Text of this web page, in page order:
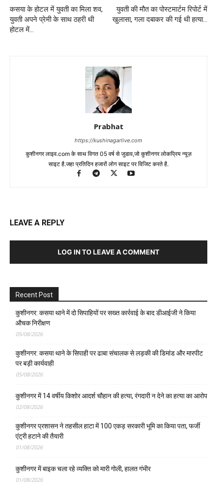
कसया के होटल में युवती का मिला शव,
युवती अपने प्रेमी के साथ ठहरी थी
होटल में…
युवती की मौत का पोस्टमार्टम रिपोर्ट में
खुलासा, गला दबाकर की गई थी हत्या…
Prabhat
https://kushinagarlive.com
कुशीनगर लाइव.com के साथ विगत 05 वर्ष से जुडाव,जो कुशीनगर लोकप्रिय न्यूज़
साइट है.जहा प्रतिदिन हजारों लोग साइट पर विजिट करते है.
LEAVE A REPLY
LOG IN TO LEAVE A COMMENT
Recent Post
कुशीनगर: कसया थाने में दो सिपाहियों पर सख्त कार्रवाई के बाद डीआईजी ने किया
औचक निरीक्षण
05/08/2026
कुशीनगर: कसया थाने के सिपाही पर ढाबा संचालक से लड़की की डिमांड और मारपीट
पर बड़ी कार्यवाही
05/08/2026
कुशीनगर में 14 वर्षीय किशोर आदर्श चौहान की हत्या, रंगदारी न देने का हत्या का आरोप
02/08/2026
कुशीनगर प्रशासन ने तहसील हाटा में 100 एकड़ सरकारी भूमि का किया पता, फर्जी
एंट्री हटाने की तैयारी
01/08/2026
कुशीनगर में बाइक चला रहे व्यक्ति को मारी गोली, हालत गंभीर
01/08/2026